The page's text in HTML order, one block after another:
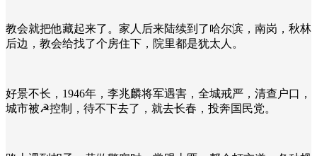
教会就把他藏起来了。家人后来陆续到了哈尔滨，南岗，秋林
后边，教会给找了个房住下，院里都是犹太人。
好景不长，1946年，李兆麟将军遇害，全城戒严，清查户口，
城市被☭控制，待不下去了，就去长春，投奔国民党。